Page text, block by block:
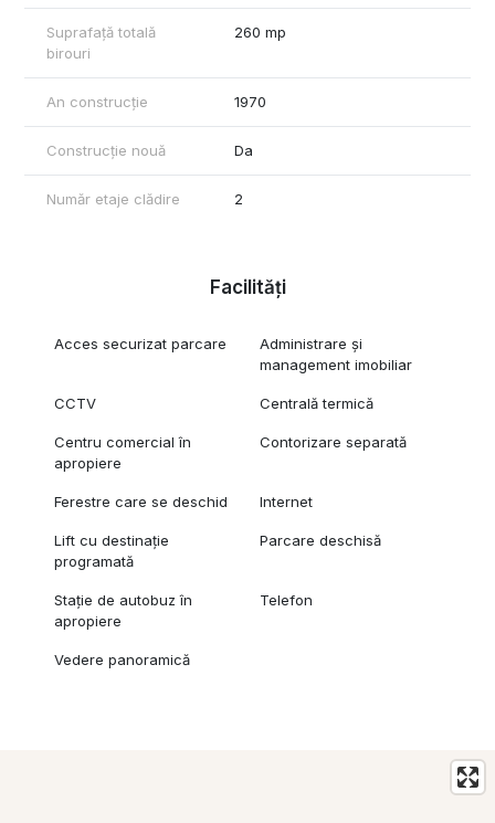
Suprafață totală
birouri
260 mp
An construcție 1970
Construcție nouă Da
Număr etaje clădire 2
Facilități
Acces securizat parcare
Administrare și
management imobiliar
CCTV Centrală termică
Centru comercial în
apropiere
Contorizare separată
Ferestre care se deschid Internet
Lift cu destinație
programată
Parcare deschisă
Stație de autobuz în
apropiere
Telefon
Vedere panoramică